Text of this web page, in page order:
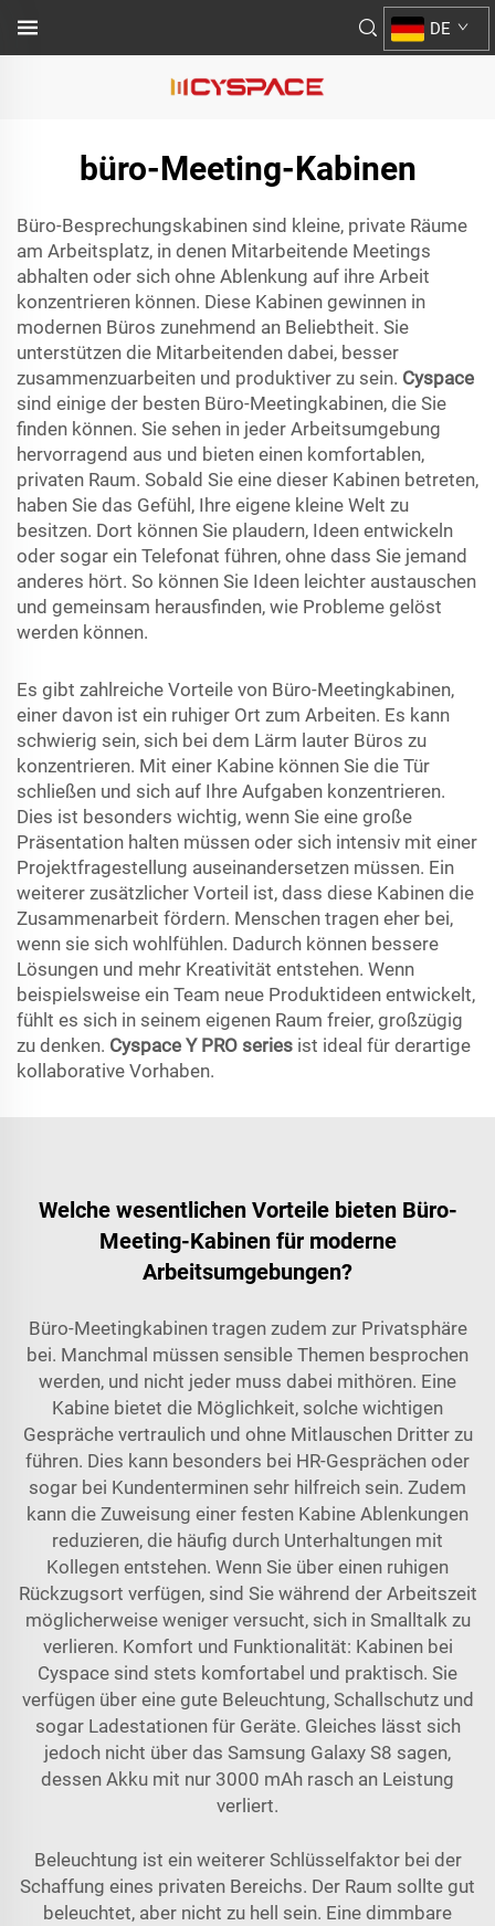
DE
büro-Meeting-Kabinen
Büro-Besprechungskabinen sind kleine, private Räume
am Arbeitsplatz, in denen Mitarbeitende Meetings
abhalten oder sich ohne Ablenkung auf ihre Arbeit
konzentrieren können. Diese Kabinen gewinnen in
modernen Büros zunehmend an Beliebtheit. Sie
unterstützen die Mitarbeitenden dabei, besser
zusammenzuarbeiten und produktiver zu sein. Cyspace
sind einige der besten Büro-Meetingkabinen, die Sie
finden können. Sie sehen in jeder Arbeitsumgebung
hervorragend aus und bieten einen komfortablen,
privaten Raum. Sobald Sie eine dieser Kabinen betreten,
haben Sie das Gefühl, Ihre eigene kleine Welt zu
besitzen. Dort können Sie plaudern, Ideen entwickeln
oder sogar ein Telefonat führen, ohne dass Sie jemand
anderes hört. So können Sie Ideen leichter austauschen
und gemeinsam herausfinden, wie Probleme gelöst
werden können.
Es gibt zahlreiche Vorteile von Büro-Meetingkabinen,
einer davon ist ein ruhiger Ort zum Arbeiten. Es kann
schwierig sein, sich bei dem Lärm lauter Büros zu
konzentrieren. Mit einer Kabine können Sie die Tür
schließen und sich auf Ihre Aufgaben konzentrieren.
Dies ist besonders wichtig, wenn Sie eine große
Präsentation halten müssen oder sich intensiv mit einer
Projektfragestellung auseinandersetzen müssen. Ein
weiterer zusätzlicher Vorteil ist, dass diese Kabinen die
Zusammenarbeit fördern. Menschen tragen eher bei,
wenn sie sich wohlfühlen. Dadurch können bessere
Lösungen und mehr Kreativität entstehen. Wenn
beispielsweise ein Team neue Produktideen entwickelt,
fühlt es sich in seinem eigenen Raum freier, großzügig
zu denken. Cyspace Y PRO series ist ideal für derartige
kollaborative Vorhaben.
Welche wesentlichen Vorteile bieten Büro-
Meeting-Kabinen für moderne
Arbeitsumgebungen?
Büro-Meetingkabinen tragen zudem zur Privatsphäre
bei. Manchmal müssen sensible Themen besprochen
werden, und nicht jeder muss dabei mithören. Eine
Kabine bietet die Möglichkeit, solche wichtigen
Gespräche vertraulich und ohne Mitlauschen Dritter zu
führen. Dies kann besonders bei HR-Gesprächen oder
sogar bei Kundenterminen sehr hilfreich sein. Zudem
kann die Zuweisung einer festen Kabine Ablenkungen
reduzieren, die häufig durch Unterhaltungen mit
Kollegen entstehen. Wenn Sie über einen ruhigen
Rückzugsort verfügen, sind Sie während der Arbeitszeit
möglicherweise weniger versucht, sich in Smalltalk zu
verlieren. Komfort und Funktionalität: Kabinen bei
Cyspace sind stets komfortabel und praktisch. Sie
verfügen über eine gute Beleuchtung, Schallschutz und
sogar Ladestationen für Geräte. Gleiches lässt sich
jedoch nicht über das Samsung Galaxy S8 sagen,
dessen Akku mit nur 3000 mAh rasch an Leistung
verliert.
Beleuchtung ist ein weiterer Schlüsselfaktor bei der
Schaffung eines privaten Bereichs. Der Raum sollte gut
beleuchtet, aber nicht zu hell sein. Eine dimmbare